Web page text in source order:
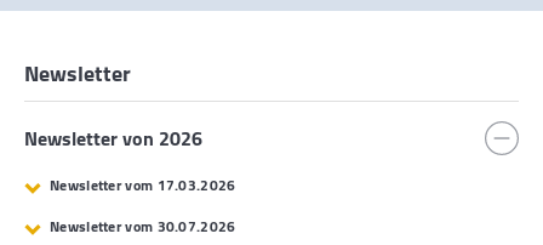
Newsletter
Newsletter von 2026
Newsletter vom 17.03.2026
Newsletter vom 30.07.2026